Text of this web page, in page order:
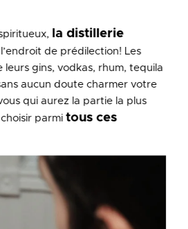
la distillerie
de prédilection! Les
gins, vodkas, rhum, tequila
aucun doute charmer votre
qui aurez la partie la plus
parmitous ces